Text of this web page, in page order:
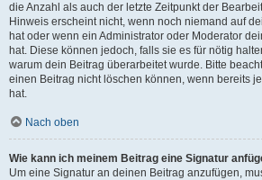
die Anzahl als auch der letzte Zeitpunkt der
Hinweis erscheint nicht, wenn noch niemand auf
hat oder wenn ein Administrator oder Moderator
hat. Diese können jedoch, falls sie es für nötig
warum dein Beitrag überarbeitet wurde. Bitte
einen Beitrag nicht löschen können, wenn bereits
hat.
Nach oben
Wie kann ich meinem Beitrag eine Signatur
Um eine Signatur an deinen Beitrag anzufügen,